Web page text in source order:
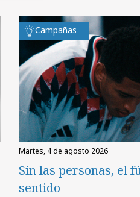
Campañas
martes, 4 de agosto 2026
Sin las personas, el
sentido